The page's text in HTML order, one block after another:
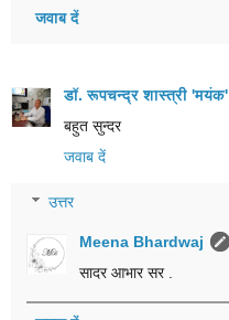
जवाब दें
डॉ. रूपचन्द्र शास्त्री 'मयंक'
बहुत सुन्दर
जवाब दें
उत्तर
Meena Bhardwaj
सादर आभार सर .